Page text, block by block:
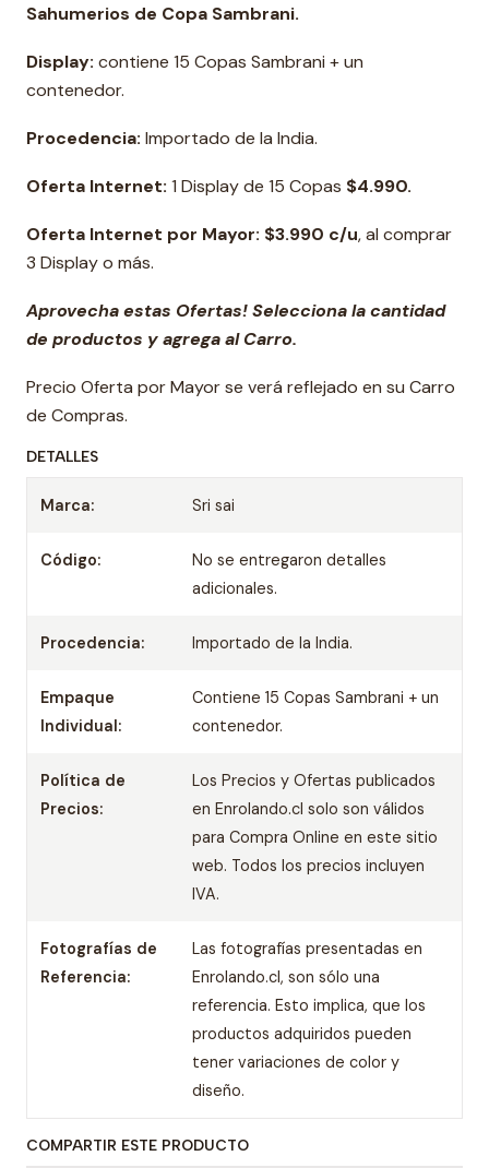
Sahumerios de Copa Sambrani.
Display: contiene 15 Copas Sambrani + un
contenedor.
Procedencia: Importado de la India.
Oferta Internet: 1 Display de 15 Copas $4.990.
Oferta Internet por Mayor: $3.990 c/u, al comprar
3 Display o más.
Aprovecha estas Ofertas! Selecciona la cantidad
de productos y agrega al Carro.
Precio Oferta por Mayor se verá reflejado en su Carro
de Compras.
DETALLES
Marca: Sri sai
Código:
No se entregaron detalles
adicionales.
Procedencia: Importado de la India.
Empaque
Individual:
Contiene 15 Copas Sambrani + un
contenedor.
Política de
Precios:
Los Precios y Ofertas publicados
en Enrolando.cl solo son válidos
para Compra Online en este sitio
web. Todos los precios incluyen
IVA.
Fotografías de
Referencia:
Las fotografías presentadas en
Enrolando.cl, son sólo una
referencia. Esto implica, que los
productos adquiridos pueden
tener variaciones de color y
diseño.
COMPARTIR ESTE PRODUCTO